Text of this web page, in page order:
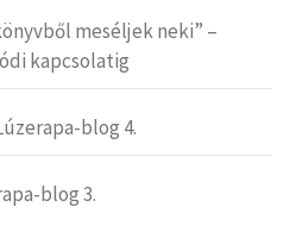
meséljek neki” –
kapcsolatig
blog 4.
blog 3.